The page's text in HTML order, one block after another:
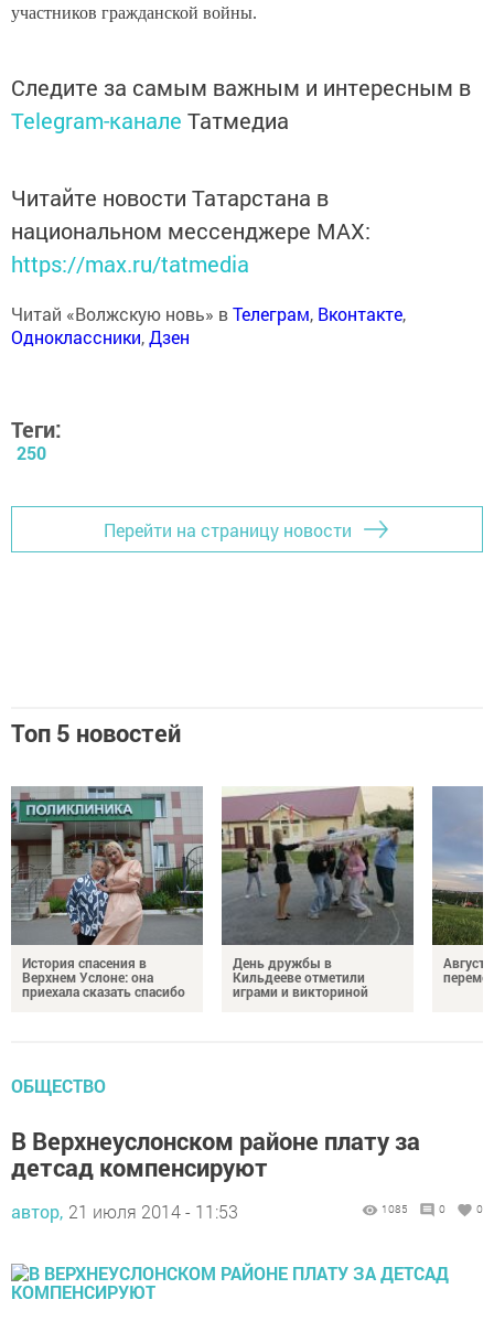
участников гражданской войны.
Следите за самым важным и интересным в
Telegram-канале Татмедиа
Читайте новости Татарстана в
национальном мессенджере MАХ:
https://max.ru/tatmedia
Читай «Волжскую новь» вТелеграм, Вконтакте,
Одноклассники,Дзен
Теги:
250
Перейти на страницу новости
Топ 5 новостей
История спасения в
Верхнем Услоне: она
приехала сказать спасибо
День дружбы в
Кильдееве отметили
играми и викториной
Август
ОБЩЕСТВО
В Верхнеуслонском районе плату за
детсад компенсируют
автор, 21 июля 2014 - 11:53 1085 0 0